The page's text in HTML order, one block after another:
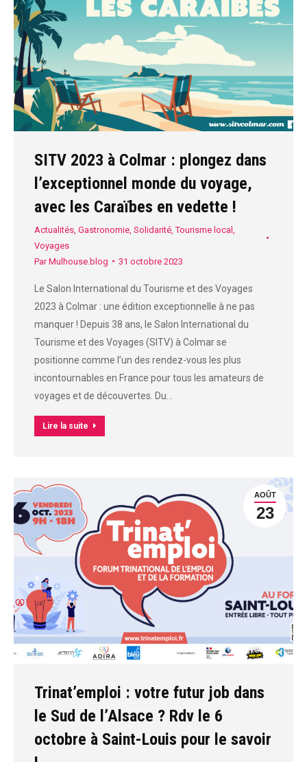
SITV 2023 à Colmar : plongez dans
l’exceptionnel monde du voyage,
avec les Caraïbes en vedette !
Actualités Gastronomie Solidarité ,Tourisme local
Voyages
ParMulhouse.blog 31 octobre 2023
Le Salon International du Tourisme et des Voyages
2023 à Colmar : une édition exceptionnelle à ne pas
manquer ! Depuis 38 ans, le Salon International du
Tourisme et des Voyages (SITV) à Colmar se
positionne comme l’un des rendez-vous les plus
incontournables en France pour tous les amateurs de
voyages et de découvertes. Du…
Lire la suite
AOÛT
23
Trinat’emploi : votre futur job dans
le Sud de l’Alsace ? Rdv le 6
octobre à Saint-Louis pour le savoir